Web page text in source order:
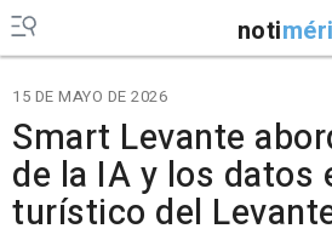
noti
15 DE MAYO DE 2026
Smart Levante
de la IA y los datos
turístico del